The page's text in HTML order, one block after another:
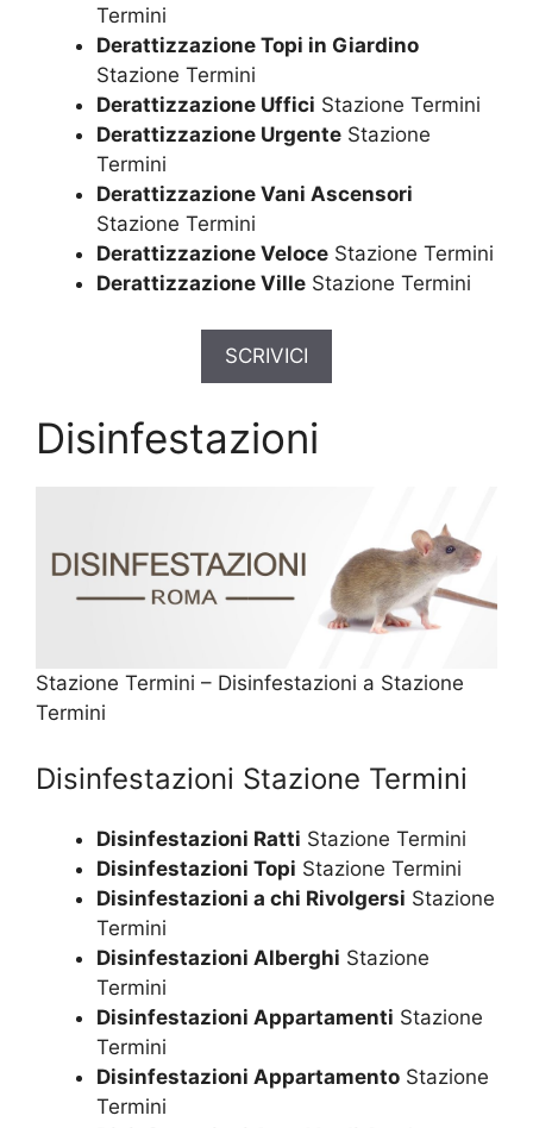
Termini
Derattizzazione Topi in Giardino
Stazione Termini
Derattizzazione Uffici Stazione Termini
Derattizzazione Urgente Stazione
Termini
Derattizzazione Vani Ascensori
Stazione Termini
Derattizzazione Veloce Stazione Termini
Derattizzazione Ville Stazione Termini
SCRIVICI
Disinfestazioni
Stazione Termini – Disinfestazioni a Stazione
Termini
Disinfestazioni Stazione Termini
Disinfestazioni Ratti Stazione Termini
Disinfestazioni Topi Stazione Termini
Disinfestazioni a chi Rivolgersi Stazione
Termini
Disinfestazioni Alberghi Stazione
Termini
Disinfestazioni Appartamenti Stazione
Termini
Disinfestazioni Appartamento Stazione
Termini